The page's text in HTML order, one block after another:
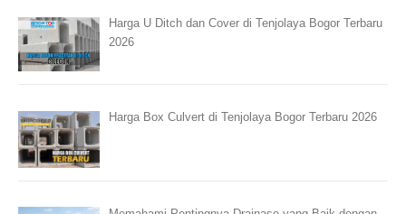
Harga U Ditch dan Cover di Tenjolaya Bogor Terbaru
2026
Harga Box Culvert di Tenjolaya Bogor Terbaru 2026